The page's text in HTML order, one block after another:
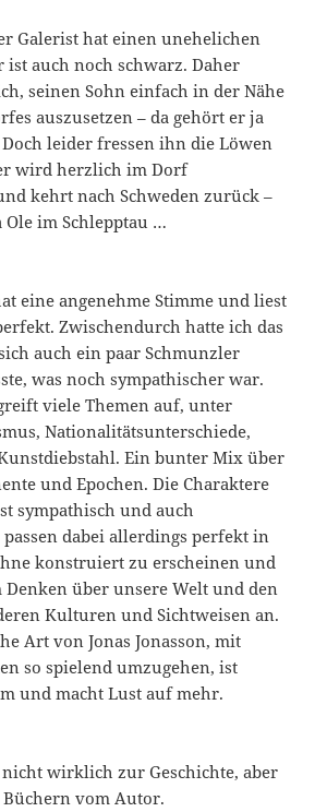
Galerist hat einen unehelichen
ist auch noch schwarz. Daher
seinen Sohn einfach in der Nähe
auszusetzen – da gehört er ja
leider fressen ihn die Löwen
wird herzlich im Dorf
kehrt nach Schweden zurück –
Ole im Schlepptau …
eine angenehme Stimme und liest
Zwischendurch hatte ich das
auch ein paar Schmunzler
was noch sympathischer war.
viele Themen auf, unter
Nationalitätsunterschiede,
Ein bunter Mix über
und Epochen. Die Charaktere
sympathisch und auch
dabei allerdings perfekt in
konstruiert zu erscheinen und
Denken über unsere Welt und den
Kulturen und Sichtweisen an.
Art von Jonas Jonasson, mit
so spielend umzugehen, ist
und macht Lust auf mehr.
nicht wirklich zur Geschichte, aber
vom Autor.